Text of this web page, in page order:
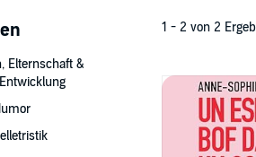
Elternschaft &
1 - 2 von 2